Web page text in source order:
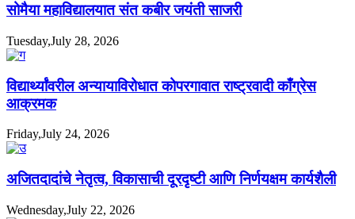
सोमैया महाविद्यालयात संत कबीर जयंती साजरी
Tuesday,July 28, 2026
विद्यार्थ्यांवरील अन्यायाविरोधात कोपरगावात राष्ट्रवादी काँग्रेस
आक्रमक
Friday,July 24, 2026
अजितदादांचे नेतृत्व, विकासाची दूरदृष्टी आणि निर्णयक्षम कार्यशैली
Wednesday,July 22, 2026